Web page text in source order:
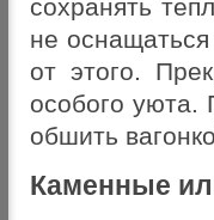
сохранять
не
от этого.
особого уюта.
обшить
Каменные